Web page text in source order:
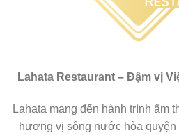
Lahata Restaurant – Đậm vị
Lahata mang đến hành trình ẩm
hương vị sông nước hòa quyện